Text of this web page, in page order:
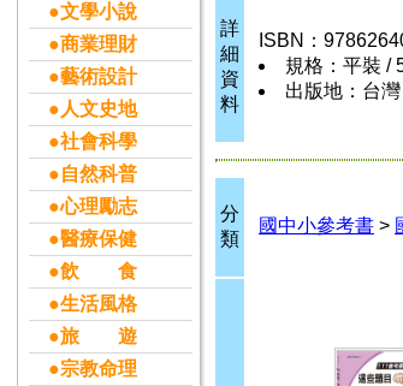
●文學小說
●商業理財
●藝術設計
●人文史地
●社會科學
●自然科普
●心理勵志
●醫療保健
●飲 食
●生活風格
●旅 遊
●宗教命理
詳
細
資
料
ISBN：
規格：平裝 /
出版地：台灣
分
類
國中小參考書 >